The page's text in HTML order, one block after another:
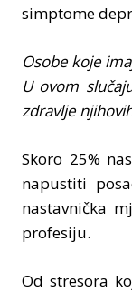
simptome
Osobe koje
U ovom
zdravlje
Skoro 25%
napustiti
nastavnička
profesiju.
Od stresora